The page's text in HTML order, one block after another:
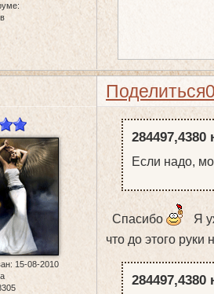
Поделиться
: 15-08-2010
284497,4380
Если надо,
Спасибо
Я
что до этого
284497,4380